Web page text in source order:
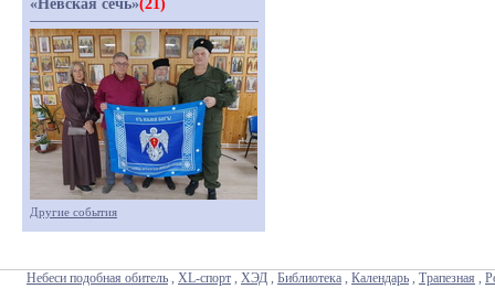
«Невская сечь»(21)
Другие события
Небеси подобная обитель , XL-спорт , ХЭД , Библиотека , Календарь , Трапезная ,